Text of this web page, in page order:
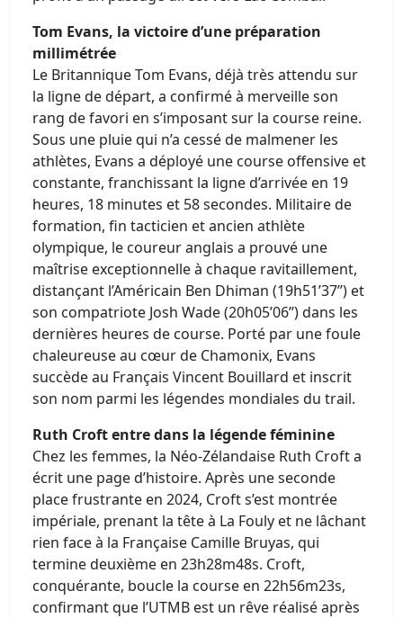
Tom Evans, la victoire d’une préparation
millimétrée
Le Britannique Tom Evans, déjà très attendu sur
la ligne de départ, a confirmé à merveille son
rang de favori en s’imposant sur la course reine.
Sous une pluie qui n’a cessé de malmener les
athlètes, Evans a déployé une course offensive et
constante, franchissant la ligne d’arrivée en 19
heures, 18 minutes et 58 secondes. Militaire de
formation, fin tacticien et ancien athlète
olympique, le coureur anglais a prouvé une
maîtrise exceptionnelle à chaque ravitaillement,
distançant l’Américain Ben Dhiman (19h51’37’’) et
son compatriote Josh Wade (20h05’06’’) dans les
dernières heures de course. Porté par une foule
chaleureuse au cœur de Chamonix, Evans
succède au Français Vincent Bouillard et inscrit
son nom parmi les légendes mondiales du trail.
Ruth Croft entre dans la légende féminine
Chez les femmes, la Néo-Zélandaise Ruth Croft a
écrit une page d’histoire. Après une seconde
place frustrante en 2024, Croft s’est montrée
impériale, prenant la tête à La Fouly et ne lâchant
rien face à la Française Camille Bruyas, qui
termine deuxième en 23h28m48s. Croft,
conquérante, boucle la course en 22h56m23s,
confirmant que l’UTMB est un rêve réalisé après